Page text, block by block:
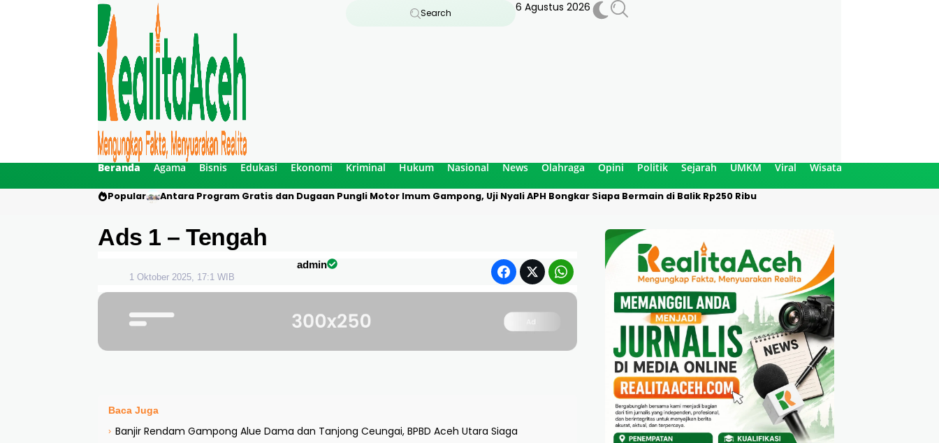
Search 6 Agustus 2026
Beranda Agama Bisnis Edukasi Ekonomi Kriminal Hukum Nasional News Olahraga Opini Politik Sejarah UMKM Viral Wisata
Popular Antara Program Gratis dan Dugaan Pungli Motor Imum Gampong, Uji Nyali APH Bongkar Siapa Bermain di Balik Rp250 Ribu
Ads 1 – Tengah
admin
1 Oktober 2025, 17:1 WIB
Baca Juga
› Banjir Rendam Gampong Alue Dama dan Tanjong Ceungai, BPBD Aceh Utara Siaga